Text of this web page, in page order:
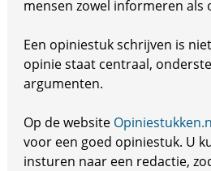
mensen zowel informeren als
Een opiniestuk schrijven is
opinie staat centraal,
argumenten.
Op de website
voor een goed opiniestuk. U
insturen naar een redactie,